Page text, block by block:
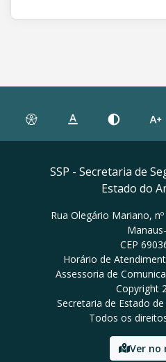
SSP - Secretaria de
Estado do
Rua Olegário Mariano,
CEP
Horário de
Assessoria de
Copyright
Secretaria de Estado
Todos os
Ver no